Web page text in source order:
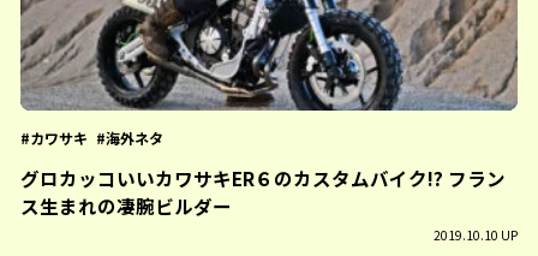
カワサキ 海外ネタ
グロカッコいいカワサキER６のカスタムバイク!? フラン
ス生まれの凄腕ビルダー
2019.10.10 UP